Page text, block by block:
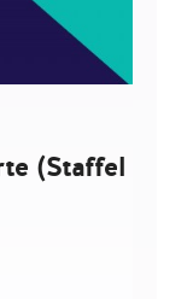
(Staffel